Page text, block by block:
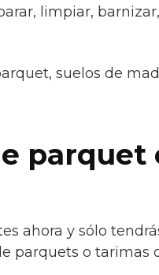
limpiar,
suelos de
parquet
ahora y sólo
parquets o tarimas